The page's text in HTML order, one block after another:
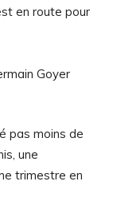
en route pour
pas moins de
une
trimestre en